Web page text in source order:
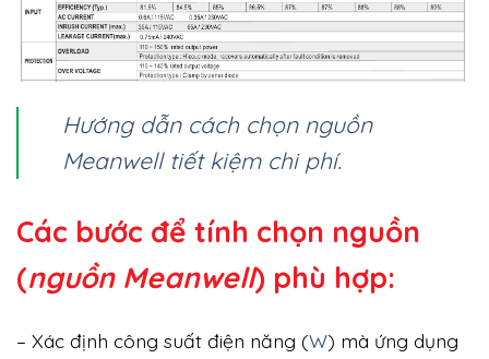
Hướng dẫn cách chọn nguồn
Meanwell tiết kiệm chi phí.
Các bước để tính chọn nguồn
(nguồn Meanwell) phù hợp:
– Xác định công suất điện năng (W) mà ứng dụng